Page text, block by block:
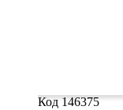
Код 146375